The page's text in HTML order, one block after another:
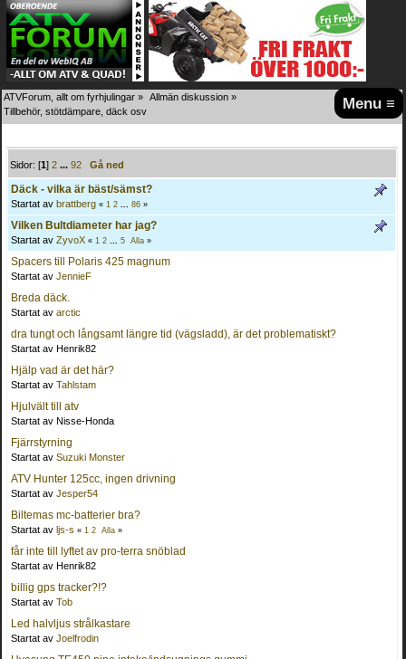
Menu ≡
ATVForum, allt om fyrhjulingar » Allmän diskussion »
Tillbehör, stötdämpare, däck osv
Sidor: [1]2 ...92 Gå ned
Däck - vilka är bäst/sämst?
Startat av brattberg « 1 2 86 »
Vilken Bultdiameter har jag?
Startat av ZyvoX « 1 2 5 Alla »
Spacers till Polaris 425 magnum
Startat av JennieF
Breda däck.
Startat av arctic
dra tungt och långsamt längre tid (vägsladd), är det problematiskt?
Startat av Henrik82
Hjälp vad är det här?
Startat av Tahlstam
Hjulvält till atv
Startat av Nisse-Honda
Fjärrstyrning
Startat av Suzuki Monster
ATV Hunter 125cc, ingen drivning
Startat av Jesper54
Biltemas mc-batterier bra?
Startat av ljs-s « 1 2 Alla »
får inte till lyftet av pro-terra snöblad
Startat av Henrik82
billig gps tracker?!?
Startat av Tob
Led halvljus strålkastare
Startat av Joelfrodin